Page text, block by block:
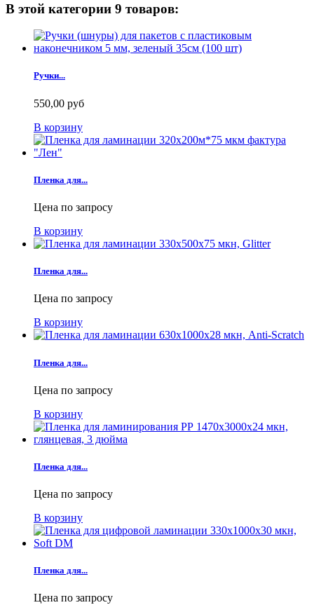
В этой категории 9 товаров:
Ручки...
550,00 руб
В корзину
Пленка для...
Цена по запросу
В корзину
Пленка для...
Цена по запросу
В корзину
Пленка для...
Цена по запросу
В корзину
Пленка для...
Цена по запросу
В корзину
Пленка для...
Цена по запросу